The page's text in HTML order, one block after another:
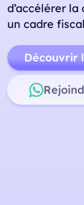
d’accélérer la
un cadre
Découvrir